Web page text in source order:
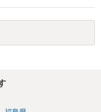
りの法律事務所にご相
をしていただくことが